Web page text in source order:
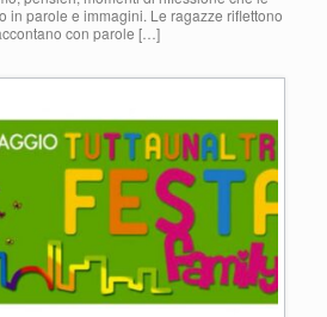
in parole e immagini. Le ragazze riflettono
con parole […]